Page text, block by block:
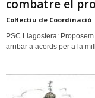
combatre el
Col·lectiu de Coordinació
PSC Llagostera:
arribar a acords per a la